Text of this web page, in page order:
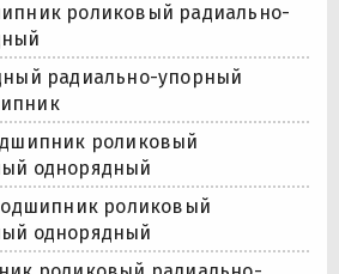
роликовый радиально-
радиально-упорный
роликовый
однорядный
роликовый
однорядный